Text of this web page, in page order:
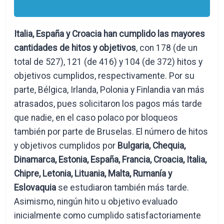
Italia, España y Croacia han cumplido las mayores
cantidades de hitos y objetivos, con 178 (de un
total de 527), 121 (de 416) y 104 (de 372) hitos y
objetivos cumplidos, respectivamente. Por su
parte, Bélgica, Irlanda, Polonia y Finlandia van más
atrasados, pues solicitaron los pagos más tarde
que nadie, en el caso polaco por bloqueos
también por parte de Bruselas. El número de hitos
y objetivos cumplidos por Bulgaria, Chequia,
Dinamarca, Estonia, España, Francia, Croacia, Italia,
Chipre, Letonia, Lituania, Malta, Rumanía y
Eslovaquia se estudiaron también más tarde.
Asimismo, ningún hito u objetivo evaluado
inicialmente como cumplido satisfactoriamente